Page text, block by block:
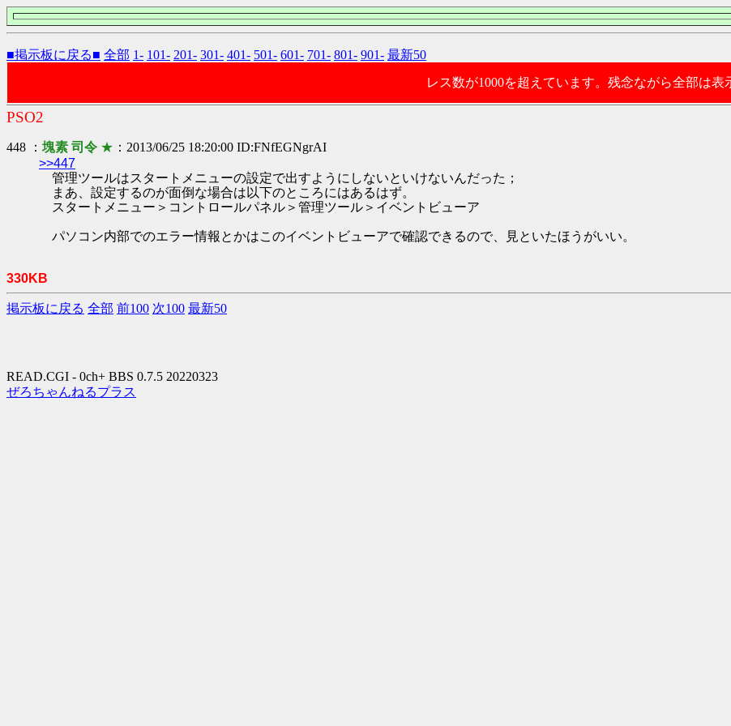
■掲示板に戻る■ 全部 1- 101- 201- 301- 401- 501- 601- 701- 801- 901- 最新50
レス数が1000を超えています。残念ながら全部は表
PSO2
448 ： 塊素 司令 ★ ：2013/06/25 18:20:00 ID:FNfEGNgrAI
>>447
管理ツールはスタートメニューの設定で出すようにしないといけないんだった；
まあ、設定するのが面倒な場合は以下のところにはあるはず。
スタートメニュー＞コントロールパネル＞管理ツール＞イベントビューア
パソコン内部でのエラー情報とかはこのイベントビューアで確認できるので、見といたほうがいい。
330KB
掲示板に戻る 全部 前100 次100 最新50
READ.CGI - 0ch+ BBS 0.7.5 20220323
ぜろちゃんねるプラス